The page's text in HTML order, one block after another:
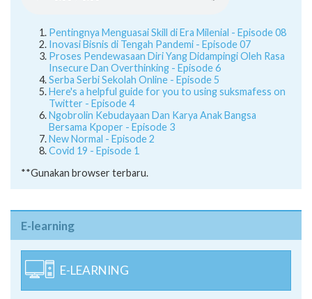
Pentingnya Menguasai Skill di Era Milenial - Episode 08
Inovasi Bisnis di Tengah Pandemi - Episode 07
Proses Pendewasaan Diri Yang Didampingi Oleh Rasa
Insecure Dan Overthinking - Episode 6
Serba Serbi Sekolah Online - Episode 5
Here's a helpful guide for you to using suksmafess on
Twitter - Episode 4
Ngobrolin Kebudayaan Dan Karya Anak Bangsa
Bersama Kpoper - Episode 3
New Normal - Episode 2
Covid 19 - Episode 1
**Gunakan browser terbaru.
E-learning
E-LEARNING